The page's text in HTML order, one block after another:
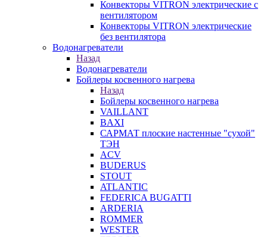
Конвекторы VITRON электрические с
вентилятором
Конвекторы VITRON электрические
без вентилятора
Водонагреватели
Назад
Водонагреватели
Бойлеры косвенного нагрева
Назад
Бойлеры косвенного нагрева
VAILLANT
BAXI
САРМАТ плоские настенные "сухой"
ТЭН
ACV
BUDERUS
STOUT
ATLANTIC
FEDERICA BUGATTI
ARDERIA
ROMMER
WESTER